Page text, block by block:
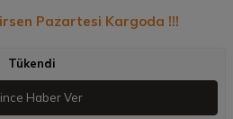
Pazartesi Kargoda !!!
Tükendi
Haber Ver